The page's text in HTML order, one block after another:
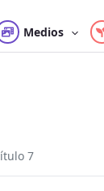
Medios
7